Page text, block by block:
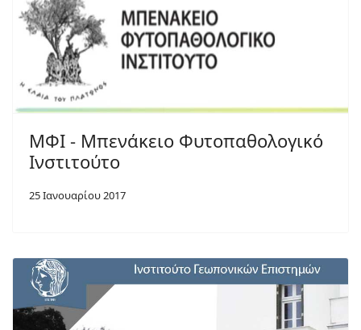
ΜΦΙ - Μπενάκειο Φυτοπαθολογικό
Ινστιτούτο
25 Ιανουαρίου 2017